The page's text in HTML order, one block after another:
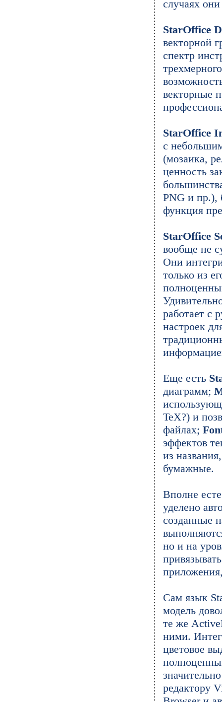
случаях
StarOffice
векторной
спектр
векторные
StarOffice
с
(мозаика,
ценность
PNG и пр.),
функция
StarOffice
вообще не
Они
только из
работает с
настроек
Еще есть
диаграмм;
TeX?) и
файлах;
эффектов
из
бумажные.
Вполне
уделено
созданные
но и на
Сам язык
модель
те же
ними.
цветовое
редактору